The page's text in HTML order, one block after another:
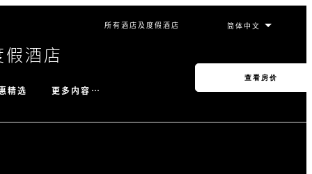
所有酒店及度假酒店
酒店
精选 更多内容…
查看房价